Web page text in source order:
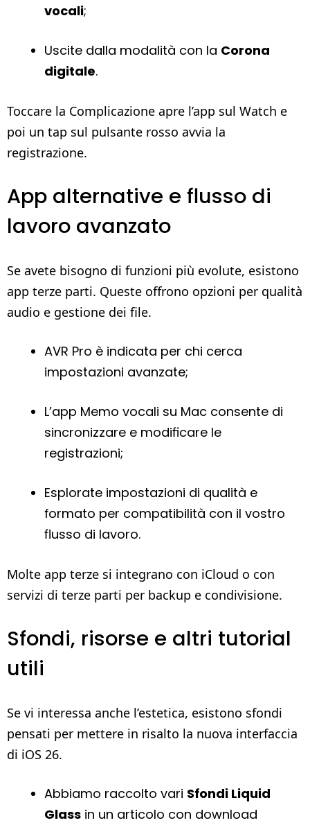
vocali;
Uscite dalla modalità con la Corona
digitale.
Toccare la Complicazione apre l’app sul Watch e
poi un tap sul pulsante rosso avvia la
registrazione.
App alternative e flusso di
lavoro avanzato
Se avete bisogno di funzioni più evolute, esistono
app terze parti. Queste offrono opzioni per qualità
audio e gestione dei file.
AVR Pro è indicata per chi cerca
impostazioni avanzate;
L’app Memo vocali su Mac consente di
sincronizzare e modificare le
registrazioni;
Esplorate impostazioni di qualità e
formato per compatibilità con il vostro
flusso di lavoro.
Molte app terze si integrano con iCloud o con
servizi di terze parti per backup e condivisione.
Sfondi, risorse e altri tutorial
utili
Se vi interessa anche l’estetica, esistono sfondi
pensati per mettere in risalto la nuova interfaccia
di iOS 26.
Abbiamo raccolto vari Sfondi Liquid
Glass in un articolo con download